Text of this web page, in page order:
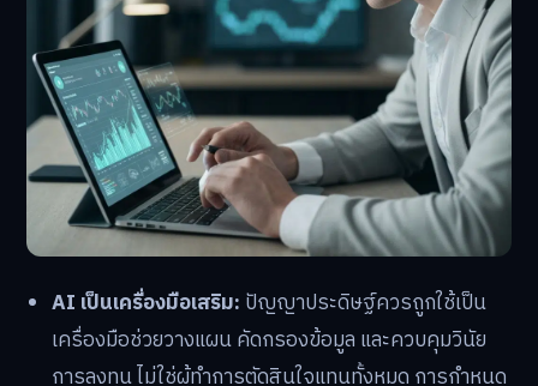
AI เป็นเครื่องมือเสริม: ปัญญาประดิษฐ์ควรถูกใช้เป็น
เครื่องมือช่วยวางแผน คัดกรองข้อมูล และควบคุมวินัย
การลงทุน ไม่ใช่ผู้ทำการตัดสินใจแทนทั้งหมด การกำหนด